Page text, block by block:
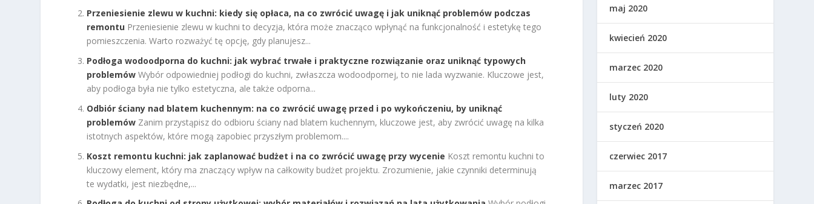
Przeniesienie zlewu w kuchni: kiedy się opłaca, na co zwrócić uwagę i jak uniknąć problemów podczas
remontu Przeniesienie zlewu w kuchni to decyzja, która może znacząco wpłynąć na funkcjonalność i estetykę tego
pomieszczenia. Warto rozważyć tę opcję, gdy planujesz...
Podłoga wodoodporna do kuchni: jak wybrać trwałe i praktyczne rozwiązanie oraz uniknąć typowych
problemów Wybór odpowiedniej podłogi do kuchni, zwłaszcza wodoodpornej, to nie lada wyzwanie. Kluczowe jest,
aby podłoga była nie tylko estetyczna, ale także odporna...
Odbiór ściany nad blatem kuchennym: na co zwrócić uwagę przed i po wykończeniu, by uniknąć
problemów Zanim przystąpisz do odbioru ściany nad blatem kuchennym, kluczowe jest, aby zwrócić uwagę na kilka
istotnych aspektów, które mogą zapobiec przyszłym problemom....
Koszt remontu kuchni: jak zaplanować budżet i na co zwrócić uwagę przy wycenie Koszt remontu kuchni to
kluczowy element, który ma znaczący wpływ na całkowity budżet projektu. Zrozumienie, jakie czynniki determinują
te wydatki, jest niezbędne,...
maj 2020
kwiecień 2020
marzec 2020
luty 2020
styczeń 2020
czerwiec 2017
marzec 2017